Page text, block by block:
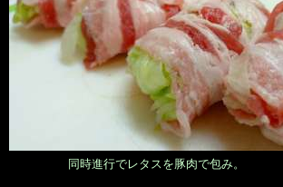
同時進行でレタスを豚肉で包み。